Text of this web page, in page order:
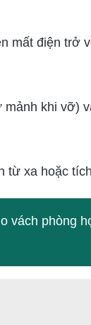
mất điện trở
khi vỡ)
xa hoặc
vách phòng